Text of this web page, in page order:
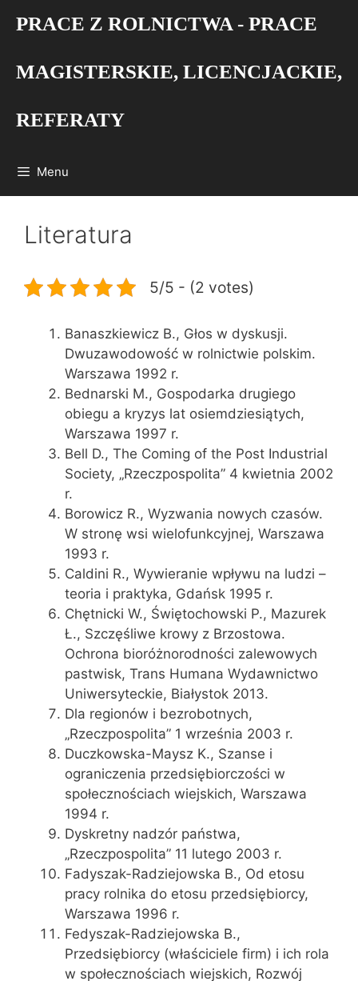
PRACE Z ROLNICTWA - PRACE
MAGISTERSKIE, LICENCJACKIE,
REFERATY
Menu
Literatura
5/5 - (2 votes)
Banaszkiewicz B., Głos w dyskusji.
Dwuzawodowość w rolnictwie polskim.
Warszawa 1992 r.
Bednarski M., Gospodarka drugiego
obiegu a kryzys lat osiemdziesiątych,
Warszawa 1997 r.
Bell D., The Coming of the Post Industrial
Society, „Rzeczpospolita” 4 kwietnia 2002
r.
Borowicz R., Wyzwania nowych czasów.
W stronę wsi wielofunkcyjnej, Warszawa
1993 r.
Caldini R., Wywieranie wpływu na ludzi –
teoria i praktyka, Gdańsk 1995 r.
Chętnicki W., Świętochowski P., Mazurek
Ł., Szczęśliwe krowy z Brzostowa.
Ochrona bioróżnorodności zalewowych
pastwisk, Trans Humana Wydawnictwo
Uniwersyteckie, Białystok 2013.
Dla regionów i bezrobotnych,
„Rzeczpospolita” 1 września 2003 r.
Duczkowska-Maysz K., Szanse i
ograniczenia przedsiębiorczości w
społecznościach wiejskich, Warszawa
1994 r.
Dyskretny nadzór państwa,
„Rzeczpospolita” 11 lutego 2003 r.
Fadyszak-Radziejowska B., Od etosu
pracy rolnika do etosu przedsiębiorcy,
Warszawa 1996 r.
Fedyszak-Radziejowska B.,
Przedsiębiorcy (właściciele firm) i ich rola
w społecznościach wiejskich, Rozwój